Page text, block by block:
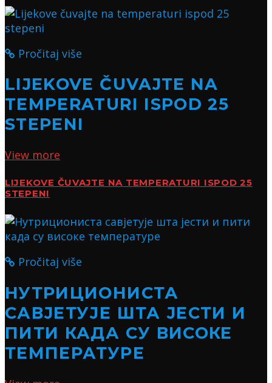
Pročitaj više
LIJEKOVE ČUVAJTE NA
TEMPERATURI ISPOD 25
STEPENI
View more
LIJEKOVE ČUVAJTE NA TEMPERATURI ISPOD 25
STEPENI
Pročitaj više
НУТРИЦИОНИСТА
САВЈЕТУЈЕ ШТА ЈЕСТИ И
ПИТИ КАДА СУ ВИСОКЕ
ТЕМПЕРАТУРЕ